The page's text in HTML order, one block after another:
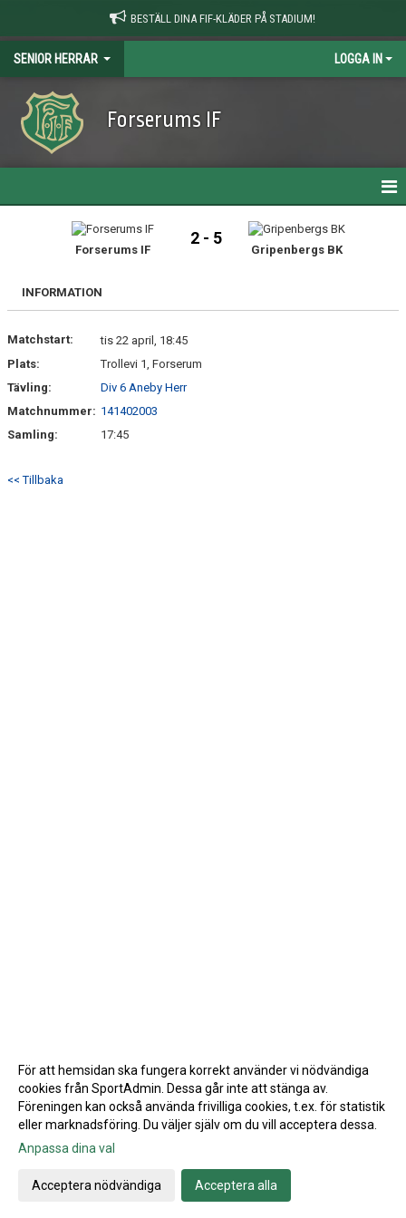
BESTÄLL DINA FIF-KLÄDER PÅ STADIUM!
SENIOR HERRAR LOGGA IN
Forserums IF
MATCHER
TRUPPEN
DOKUMENT
Forserums IF
2 - 5
Gripenbergs BK
INFORMATION
Matchstart:
tis 22 april, 18:45
Plats:
Trollevi 1, Forserum
Tävling:
Div 6 Aneby Herr
Matchnummer: 141402003
Samling:
17:45
<< Tillbaka
Gå till Webbversion
För att hemsidan ska fungera korrekt använder vi nödvändiga
cookies från SportAdmin. Dessa går inte att stänga av.
Föreningen kan också använda frivilliga cookies, t.ex. för statistik
eller marknadsföring. Du väljer själv om du vill acceptera dessa.
Anpassa dina val
Acceptera nödvändiga Acceptera alla